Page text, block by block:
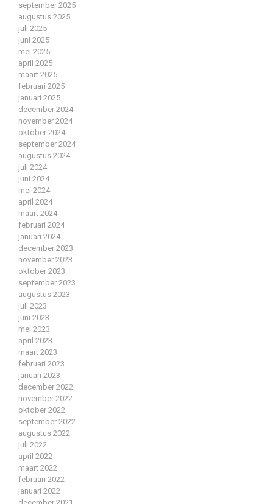
september 2025
augustus 2025
juli 2025
juni 2025
mei 2025
april 2025
maart 2025
februari 2025
januari 2025
december 2024
november 2024
oktober 2024
september 2024
augustus 2024
juli 2024
juni 2024
mei 2024
april 2024
maart 2024
februari 2024
januari 2024
december 2023
november 2023
oktober 2023
september 2023
augustus 2023
juli 2023
juni 2023
mei 2023
april 2023
maart 2023
februari 2023
januari 2023
december 2022
november 2022
oktober 2022
september 2022
augustus 2022
juli 2022
april 2022
maart 2022
februari 2022
januari 2022